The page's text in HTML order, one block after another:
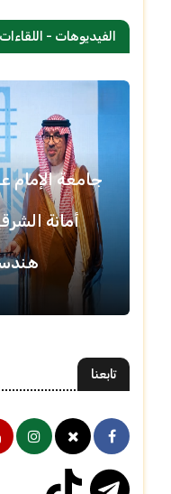
الفيديوهات -
جامعة الإمام
أمانة
تابعنا